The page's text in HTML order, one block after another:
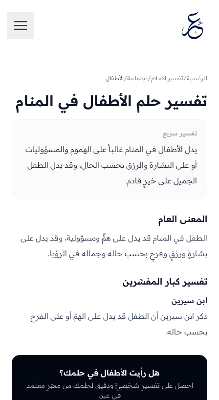
فتح
الرئيسية/تفسير الأحلام/اجتماعية/الأطفال
تفسير حلم الأطفال في المنام
تفسير سريع
يدل الأطفال في المنام غالباً على الهموم والمسؤوليات
أو على البشارة والرزق بحسب الحال، وقد يدل الطفل
الجميل على خيرٍ قادم.
المعنى العام
الطفل في المنام قد يدل على همٍّ ومسؤولية، وقد يدل على
بشارةٍ ورزقٍ وفرحٍ بحسب حاله وجماله في الرؤيا.
تفسير كبار المفسّرين
ابن سيرين
ذكر ابن سيرين أن الطفل قد يدل على الهمّ أو على الفرح
بحسب حاله.
هل رأيت الأطفال في حلمك؟
احصل على تفسيرٍ شخصيٍّ ودقيق لحلمك من معبّرٍ معتمد
في عبر.